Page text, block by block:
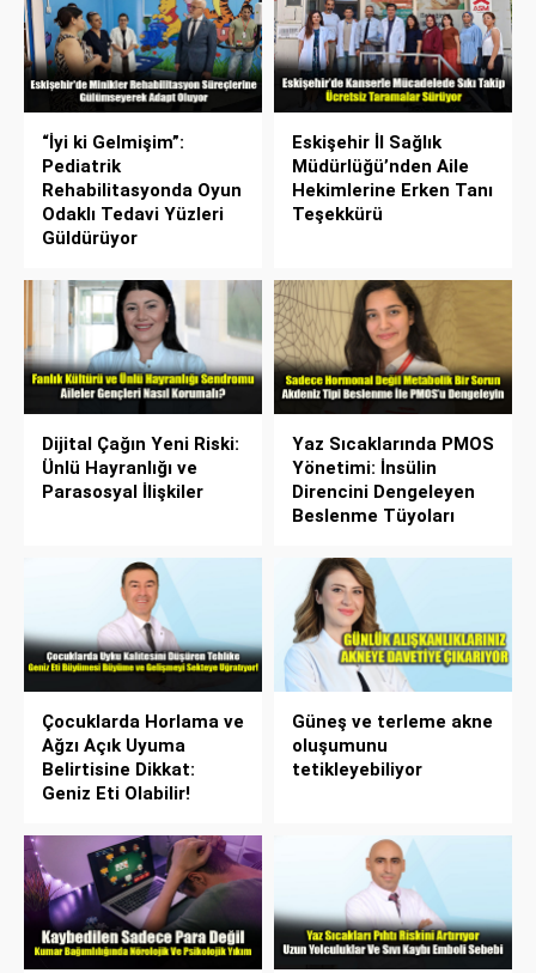
“İyi ki Gelmişim”:
Pediatrik
Rehabilitasyonda Oyun
Odaklı Tedavi Yüzleri
Güldürüyor
Eskişehir İl Sağlık
Müdürlüğü’nden Aile
Hekimlerine Erken Tanı
Teşekkürü
Dijital Çağın Yeni Riski:
Ünlü Hayranlığı ve
Parasosyal İlişkiler
Yaz Sıcaklarında PMOS
Yönetimi: İnsülin
Direncini Dengeleyen
Beslenme Tüyoları
Çocuklarda Horlama ve
Ağzı Açık Uyuma
Belirtisine Dikkat:
Geniz Eti Olabilir!
Güneş ve terleme akne
oluşumunu
tetikleyebiliyor